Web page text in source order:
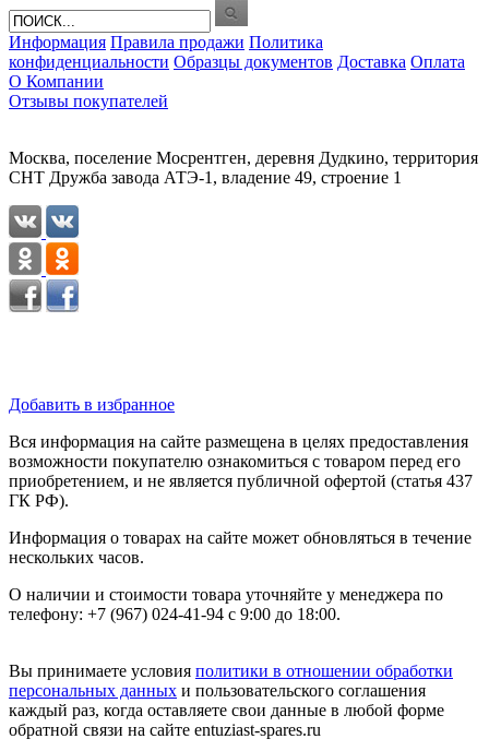
Информация Правила продажи Политика
конфиденциальности Образцы документов Доставка Оплата
О Компании
Отзывы покупателей
Москва, поселение Мосрентген, деревня Дудкино, территория
СНТ Дружба завода АТЭ-1, владение 49, строение 1
Добавить в избранное
Вся информация на сайте размещена в целях предоставления
возможности покупателю ознакомиться с товаром перед его
приобретением, и не является публичной офертой (статья 437
ГК РФ).
Информация о товарах на сайте может обновляться в течение
нескольких часов.
О наличии и стоимости товара уточняйте у менеджера по
телефону: +7 (967) 024-41-94 с 9:00 до 18:00.
Вы принимаете условия политики в отношении обработки
персональных данных и пользовательского соглашения
каждый раз, когда оставляете свои данные в любой форме
обратной связи на сайте entuziast-spares.ru